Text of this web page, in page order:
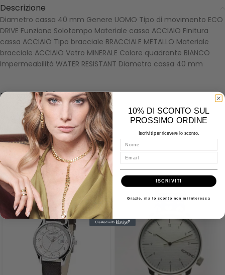
Descrizione
Diametro cassa 40 mm Genere UOMO Tipo di movimento ECO
DRIVE Funzione Solotempo Materiale cassa ACCIAIO Finitura
cassa ACCIAIO Tipo bracciale BRACCIALE METALLO Materiale
bracciale ACCIAIO Vetro MINERALE Colore quadrante BIANCO
Impermeabilità WATER RESISTANT Diametro cassa 40 mm
Recensioni (0)
About Citizen
Spedizioni
Misure - Incisioni - Domande
Prodotti correlati
10% DI SCONTO SUL
PROSSIMO ORDINE
Iscriviti per ricevere lo sconto.
ISCRIVITI
Grazie, ma lo sconto non mi interessa